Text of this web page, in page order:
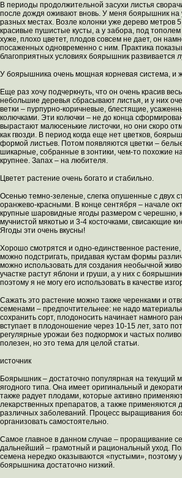
В периоды продолжительной засухи листья
после дождя оживают вновь. У меня боярышник на
разных местах. Возле колонки уже дерево метров
красивые пушистые кусты, а у забора, под
хуже, плохо цветет, плодов совсем не дает, он
посаженных одновременно с ним. Практика
благоприятных условиях боярышник развивается
У боярышника очень мощная корневая система, и
Еще раз хочу подчеркнуть, что он очень красив
небольшие деревья сбрасывают листья, и у них
ветки – пурпурно-коричневые, блестящие,
колючками. Эти колючки – не до конца
вырастают малюсенькие листочки, но они скоро
как гвозди. В период когда еще нет цветков,
формой листьев. Потом появляются цветки –
шикарные, собранные в зонтики, чем-то похожие
крупнее. Запах – на любителя.
Цветет растение очень богато и стабильно.
Осенью темно-зеленые, слегка опушенные с двух
оранжево-красными. В конце сентября – начале
крупные шаровидные ягоды размером с черешню,
мучнистой мякотью и 3-4 косточками, свисающие
Ягоды эти очень вкусны!
Хорошо смотрятся и одно-единственное
можно подстригать, придавая кустам формы
можно использовать для создания необычной
участке растут яблони и груши, а у них с
поэтому я не могу его использовать в качестве
Сажать это растение можно также черенками и
семенами – предпочтительнее: не надо
сохранить сорт, плодоносить начинает намного
вступает в плодоношение через 10-15 лет, зато
регулярные урожаи без подкормок и частых
полезен, но это тема для целой статьи.
источник
Боярышник – достаточно популярная на текущий
ягодного типа. Она имеет оригинальный и
также радует плодами, которые активно
лекарственных препаратов, а также применяются
различных заболеваний. Процесс выращивания
организовать самостоятельно.
Самое главное в данном случае – проращивание
дальнейший – грамотный и рациональный уход.
семена нередко оказываются «пустыми», поэтому
боярышника достаточно низкий.